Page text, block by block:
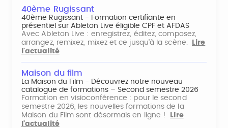
40ème Rugissant
40ème Rugissant - Formation certifiante en
présentiel sur Ableton Live éligible CPF et AFDAS
Avec Ableton Live : enregistrez, éditez, composez,
arrangez, remixez, mixez et ce jusqu'à la scène.
Lire
l'actualité
Maison du film
La Maison du Film - Découvrez notre nouveau
catalogue de formations – Second semestre 2026
Formation en visioconférence : pour le second
semestre 2026, les nouvelles formations de la
Maison du Film sont désormais en ligne !
Lire
l'actualité